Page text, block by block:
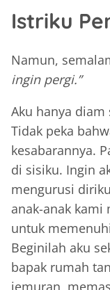
Istriku
Namun,
ingin pergi.”
Aku hanya
Tidak peka
kesabarannya.
di sisiku. Ingin
mengurusi
anak-anak kami
untuk
Beginilah aku
bapak rumah